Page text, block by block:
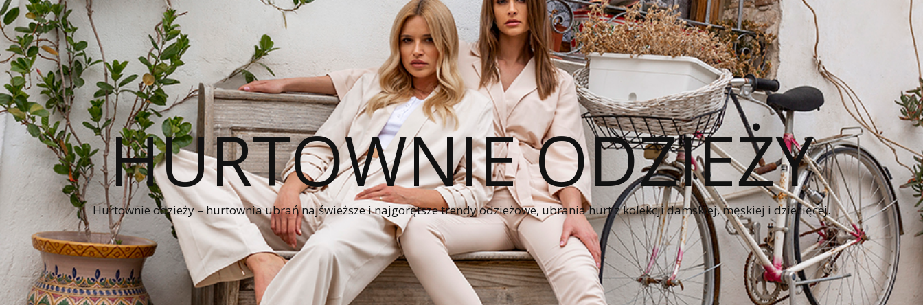
HURTOWNIE ODZIEŻY
Hurtownie odzieży – hurtownia ubrań najświeższe i najgorętsze trendy odzieżowe, ubrania hurt z kolekcji damskiej, męskiej i dziecięcej.